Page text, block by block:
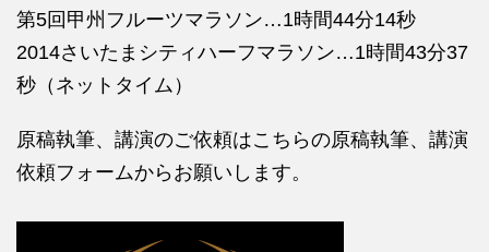
第5回甲州フルーツマラソン…1時間44分14秒
2014さいたまシティハーフマラソン…1時間43分37
秒（ネットタイム）
原稿執筆、講演のご依頼はこちらの原稿執筆、講演
依頼フォームからお願いします。